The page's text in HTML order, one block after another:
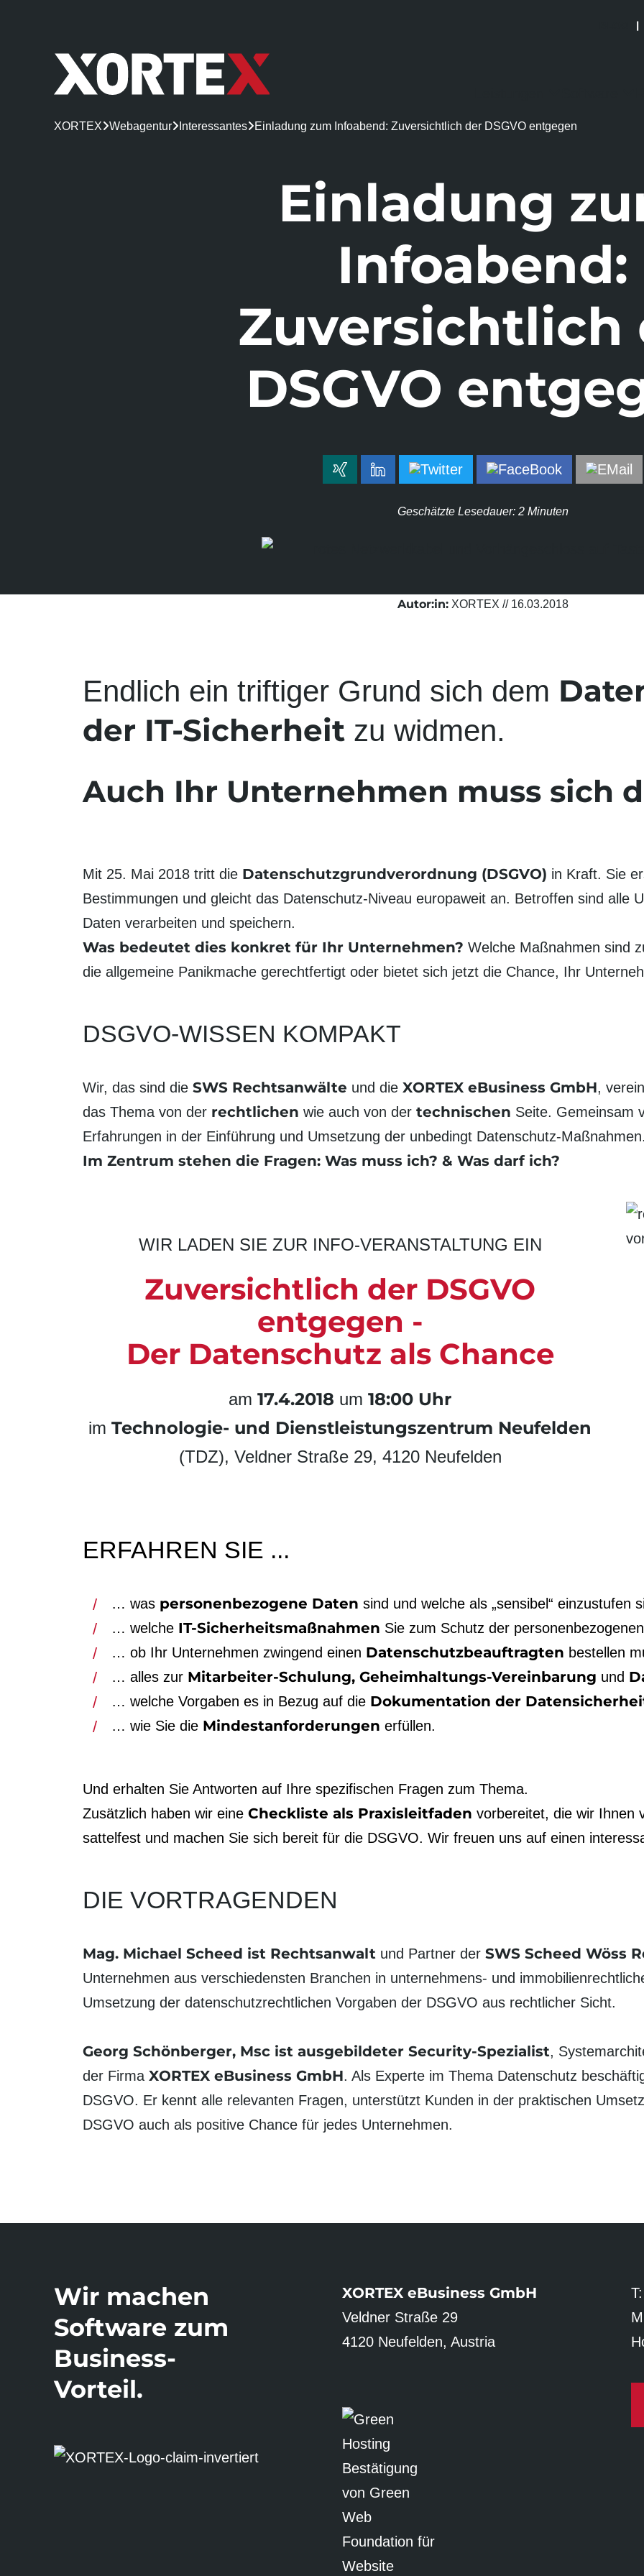
|
XORTEXWebagentur InteressantesEinladung zum Infoabend: Zuversichtlich der DSGVO entgegen
Einladung
Infoabend:
Zuversichtlich
DSGVO
Geschätzte Lesedauer: 2 Minuten
Autor:in: XORTEX // 16.03.2018
Endlich ein triftiger Grund sich dem
der IT-Sicherheit zu widmen.
Auch Ihr Unternehmen muss sich
Mit 25. Mai 2018 tritt die Datenschutz­grundverordnung (DSGVO) in Kraft. Sie
Bestimmungen und gleicht das Datenschutz-Niveau europaweit an. Betroffen sind alle
Daten verarbeiten und speichern.
Was bedeutet dies konkret für Ihr Unternehmen? Welche Maßnahmen sind
die allgemeine Panikmache gerechtfertigt oder bietet sich jetzt die Chance, Ihr
DSGVO-WISSEN KOMPAKT
Wir, das sind die SWS Rechtsanwälte und die XORTEX eBusiness GmbH,
das Thema von der rechtlichen wie auch von der technischen Seite. Gemeinsam
Erfahrungen in der Einführung und Umsetzung der unbedingt Datenschutz-
Im Zentrum stehen die Fragen: Was muss ich? & Was darf ich?
WIR LADEN SIE ZUR INFO-VERANSTALTUNG EIN
Zuversichtlich der DSGVO
entgegen -
Der Datenschutz als Chance
am 17.4.2018 um 18:00 Uhr
im Technologie- und Dienstleistungszentrum Neufelden
(TDZ), Veldner Straße 29, 4120 Neufelden
ERFAHREN SIE ...
… was personenbezogene Daten sind und welche als „sensibel“ einzustufen
… welche IT-Sicherheits­maßnahmen Sie zum Schutz der
… ob Ihr Unternehmen zwingend einen Datenschutz­beauftragten bestellen
… alles zur Mitarbeiter-Schulung, Geheimhaltungs-Vereinbarung und
… welche Vorgaben es in Bezug auf die Dokumentation der
… wie Sie die Mindestan­forderungen erfüllen.
Und erhalten Sie Antworten auf Ihre spezifischen Fragen zum Thema.
Zusätzlich haben wir eine Checkliste als Praxis­leitfaden vorbereitet, die wir Ihnen
sattelfest und machen Sie sich bereit für die DSGVO. Wir freuen uns auf einen
DIE VORTRAGENDEN
Mag. Michael Scheed ist Rechtsanwalt und Partner der SWS Scheed Wöss
Unternehmen aus verschiedensten Branchen in unternehmens- und
Umsetzung der datenschutz­rechtlichen Vorgaben der DSGVO aus rechtlicher Sicht.
Georg Schönberger, Msc ist ausgebildeter Security-Spezialist,
der Firma XORTEX eBusiness GmbH. Als Experte im Thema Datenschutz
DSGVO. Er kennt alle relevanten Fragen, unterstützt Kunden in der praktischen
DSGVO auch als positive Chance für jedes Unternehmen.
Wir machen
Software zum
Business-
Vorteil.
XORTEX eBusiness GmbH
Veldner Straße 29
4120 Neufelden, Austria